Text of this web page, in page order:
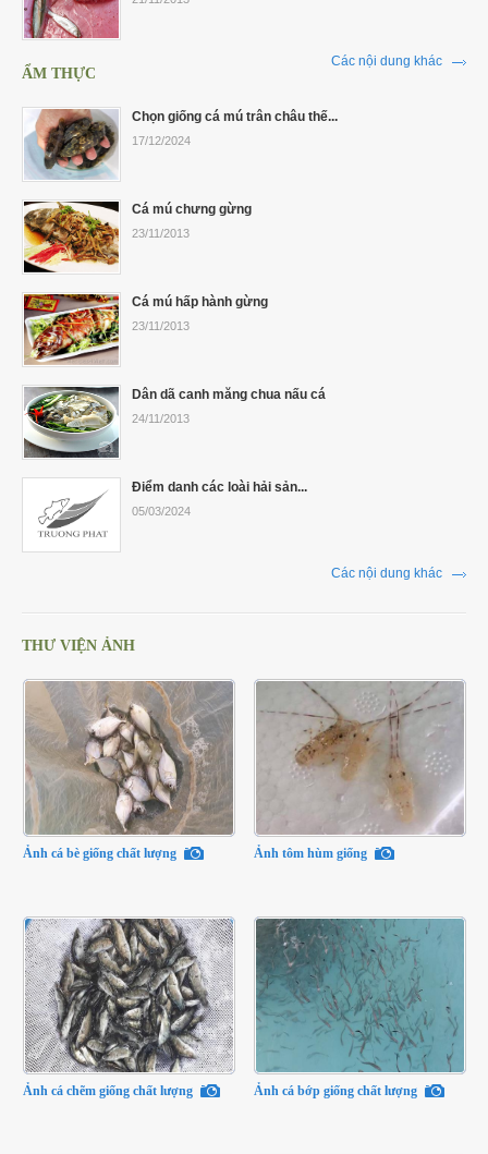
Các nội dung khác
ẨM THỰC
Chọn giống cá mú trân châu thế...
17/12/2024
Cá mú chưng gừng
23/11/2013
Cá mú hấp hành gừng
23/11/2013
Dân dã canh măng chua nấu cá
24/11/2013
Điểm danh các loài hải sản...
05/03/2024
Các nội dung khác
THƯ VIỆN ẢNH
Ảnh cá bè giống chất lượng Ảnh tôm hùm giống
Ảnh cá chẽm giống chất lượng Ảnh cá bớp giống chất lượng